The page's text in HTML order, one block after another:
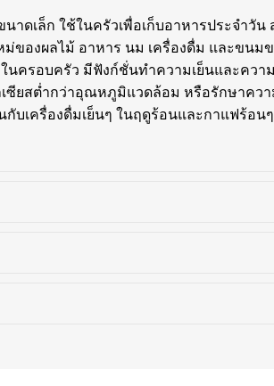
าดเล็ก ใช้ในครัวเพื่อเก็บอาหารประจำวัน
ของผลไม้ อาหาร นม เครื่องดื่ม และขนม
นครอบครัว มีฟังก์ชั่นทำความเย็นและควา
ลเซียสต่ำกว่าอุณหภูมิแวดล้อม หรือรักษาคว
กับเครื่องดื่มเย็นๆ ในฤดูร้อนและกาแฟร้อน